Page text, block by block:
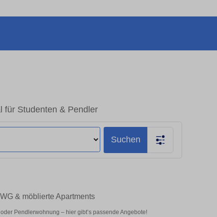
für Studenten & Pendler
Suchen
& möblierte Apartments
Pendlerwohnung – hier gibt’s passende Angebote!